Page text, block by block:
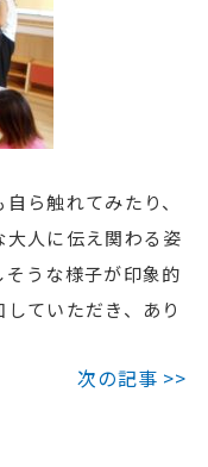
ら触れてみたり、
人に伝え関わる姿
うな様子が印象的
ていただき、あり
次の記事 >>